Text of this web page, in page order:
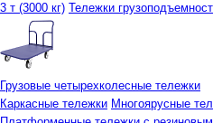
3 т (3000 кг) Тележки
Грузовые четырехколесные тележки
Каркасные тележки Многоярусные